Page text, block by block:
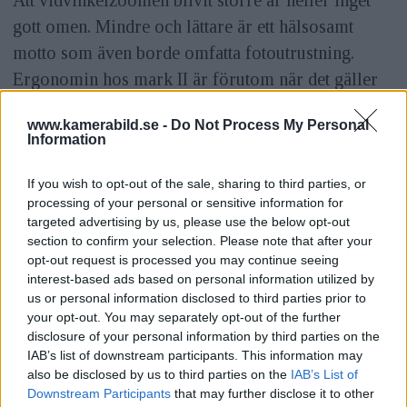
www.kamerabild.se - Do Not Process My Personal
Information
If you wish to opt-out of the sale, sharing to third parties, or
processing of your personal or sensitive information for
targeted advertising by us, please use the below opt-out
section to confirm your selection. Please note that after your
opt-out request is processed you may continue seeing
interest-based ads based on personal information utilized by
us or personal information disclosed to third parties prior to
your opt-out. You may separately opt-out of the further
disclosure of your personal information by third parties on the
IAB’s list of downstream participants. This information may
also be disclosed by us to third parties on the IAB’s List of
Downstream Participants that may further disclose it to other
gott omen. Mindre och lättare är ett hälsosamt
motto som även borde omfatta fotoutrustning.
Ergonomin hos mark II är förutom när det gäller
knapparna oförändrad. Det innebär att det kantiga
huset består, vi måste kanske vänta ända till mark
syskonet Eos 1V HS.
Med Eos 1D mark III befäster Canon sin ställning
som presskameran nummer 1. På Skid-VM i Åre
hade 3 av 160 fotografer Nikon. I tisdags hade
Nikon sin pressvisning utan att presentera någon
efterträdare till sin presskamera med 4 megapixel -
D2Hs. Nu är avståndet mellan Nikon och Canon i
pressegmentet större än någonsin.